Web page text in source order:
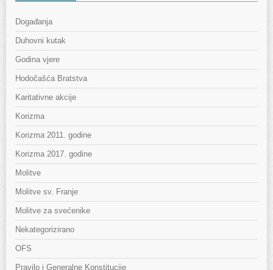
Događanja
Duhovni kutak
Godina vjere
Hodočašća Bratstva
Karitativne akcije
Korizma
Korizma 2011. godine
Korizma 2017. godine
Molitve
Molitve sv. Franje
Molitve za svećenike
Nekategorizirano
OFS
Pravilo i Generalne Konstitucije